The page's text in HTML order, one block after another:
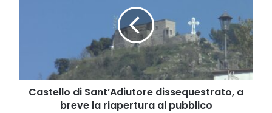
riapertura
al
pubblico
Castello di Sant’Adiutore dissequestrato, a
breve la riapertura al pubblico